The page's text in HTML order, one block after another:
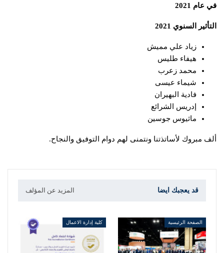
في عام 2021
التأثير السنوي 2021
زياد علي مميش
هيفاء طليس
محمد زعرب
شيماء عيسى
فادية البهيران
إدريس الشرائع
ماثيوس جوسين
ألف مبروك لأساتذتنا ونتمنى لهم دوام التوفيق والنجاح.
قد يعجبك ايضا المزيد عن المؤلف
الصفحة الرئيسية كلية إدارة الاعمال